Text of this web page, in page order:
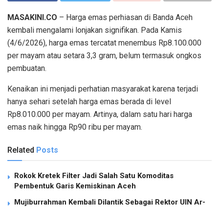
MASAKINI.CO – Harga emas perhiasan di Banda Aceh
kembali mengalami lonjakan signifikan. Pada Kamis
(4/6/2026), harga emas tercatat menembus Rp8.100.000
per mayam atau setara 3,3 gram, belum termasuk ongkos
pembuatan.
Kenaikan ini menjadi perhatian masyarakat karena terjadi
hanya sehari setelah harga emas berada di level
Rp8.010.000 per mayam. Artinya, dalam satu hari harga
emas naik hingga Rp90 ribu per mayam.
Related Posts
Rokok Kretek Filter Jadi Salah Satu Komoditas
Pembentuk Garis Kemiskinan Aceh
Mujiburrahman Kembali Dilantik Sebagai Rektor UIN Ar-